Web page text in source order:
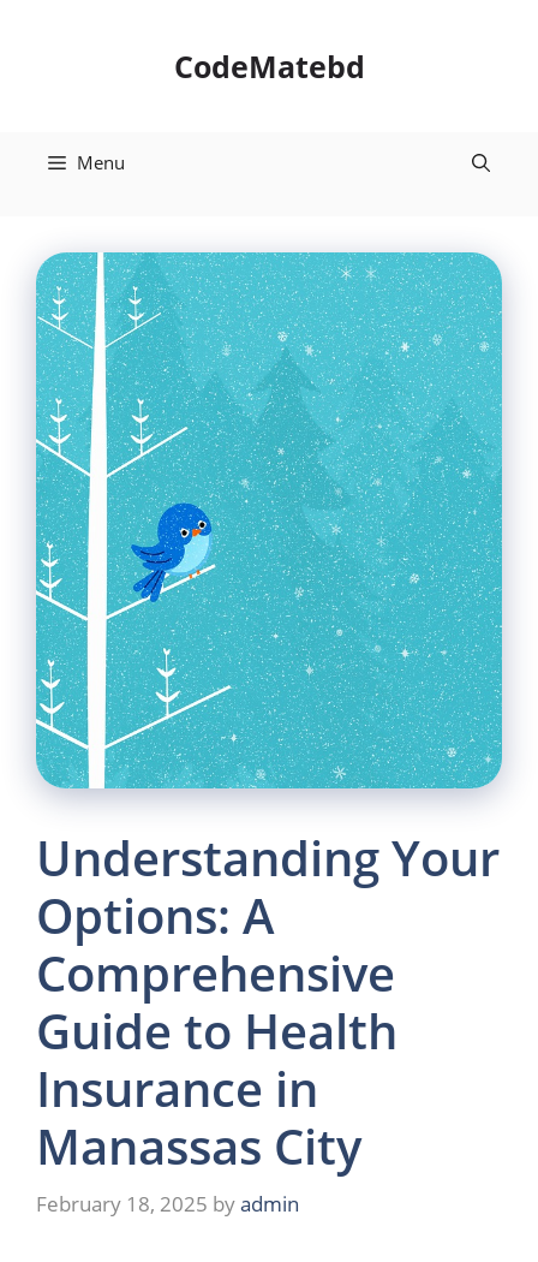
CodeMatebd
Menu
Understanding Your
Options: A
Comprehensive
Guide to Health
Insurance in
Manassas City
February 18, 2025 byadmin